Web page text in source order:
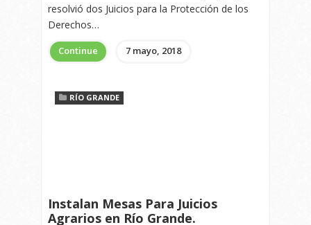
resolvió dos Juicios para la Protección de los
Derechos…
Continue 7 mayo, 2018
RÍO GRANDE
Instalan Mesas Para Juicios
Agrarios en Río Grande.